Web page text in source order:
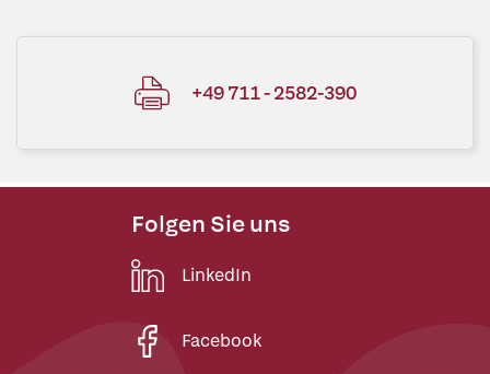
+49 711 - 2582-390
Folgen Sie uns
LinkedIn
Facebook